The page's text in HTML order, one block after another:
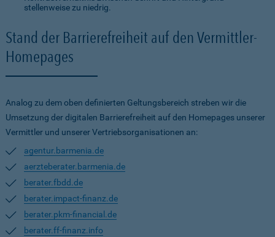
stellenweise zu niedrig.
Stand der Barrierefreiheit auf den Vermittler-
Homepages
Analog zu dem oben definierten Geltungsbereich streben wir die
Umsetzung der digitalen Barrierefreiheit auf den Homepages unserer
Vermittler und unserer Vertriebsorganisationen an:
agentur.barmenia.de
aerzteberater.barmenia.de
berater.fbdd.de
berater.impact-finanz.de
berater.pkm-financial.de
berater.ff-finanz.info